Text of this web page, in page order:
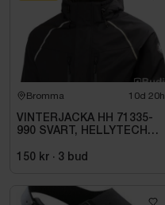
Bromma 10d 20h
VINTERJACKA HH 71335-
990 SVART, HELLYTECH
150 kr · 3 bud